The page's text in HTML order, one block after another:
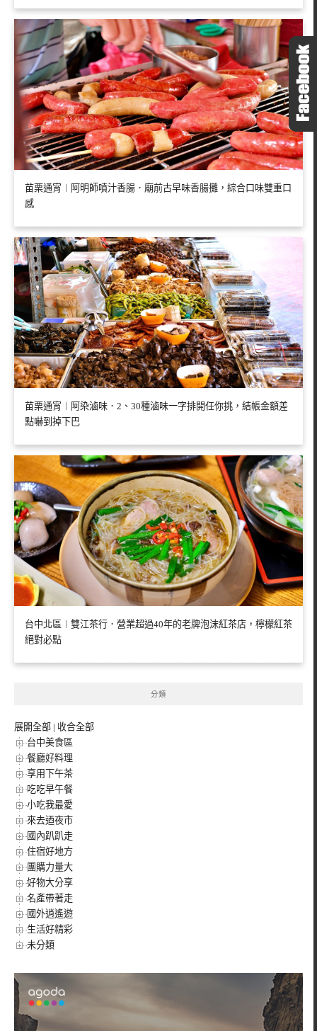
苗栗通宵︱阿明師噴汁香腸．廟前古早味香腸攤，綜合口味雙重口
感
苗栗通宵︱阿染滷味．2、30種滷味一字排開任你挑，結帳金額差
點嚇到掉下巴
台中北區︱雙江茶行．營業超過40年的老牌泡沫紅茶店，檸檬紅茶
絕對必點
分類
展開全部 | 收合全部
台中美食區
餐廳好料理
享用下午茶
吃吃早午餐
小吃我最愛
來去迺夜市
國內趴趴走
住宿好地方
團購力量大
好物大分享
名產帶著走
國外逍遙遊
生活好精彩
未分類